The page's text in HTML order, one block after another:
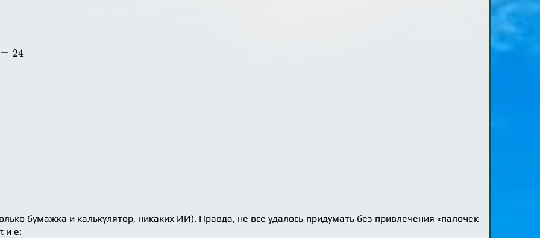
= 24
бумажка и калькулятор, никаких ИИ). Правда, не всё удалось придумать без привлечения «палочек-
и e: